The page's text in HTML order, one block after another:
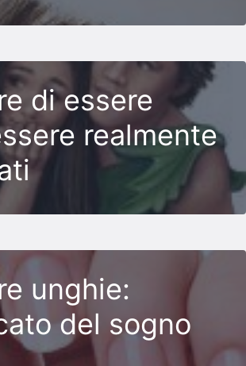
di essere
realmente
unghie:
del sogno